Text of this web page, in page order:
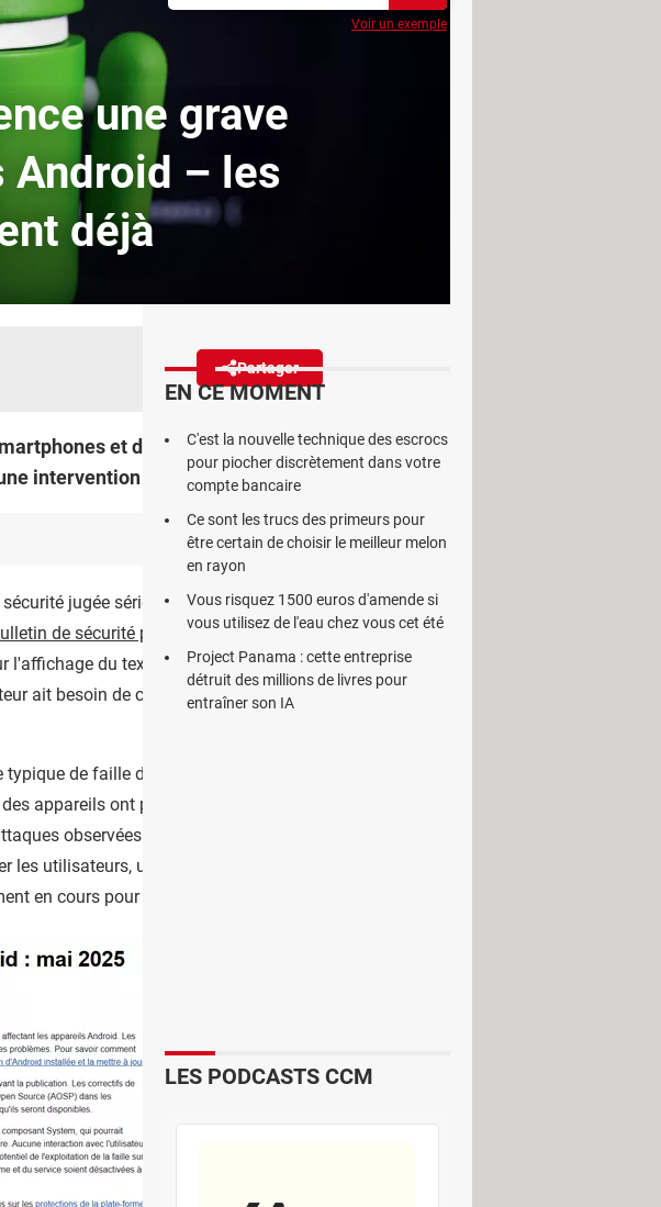
une grave
– les
déjà
Partager
et de tablettes Android. Elle permet à
intervention de l'utilisateur.
jugée sérieuse est activement exploitée par des
de sécurité publié le 5 mai. Cette vulnérabilité,
du texte sur les écrans des appareils Android.
ait besoin de cliquer sur quoi que ce soit. Le pire des
de faille dite zero-day, une vulnérabilité exploitée
appareils ont pu être compromis ces dernières
observées restent ciblées, mais l'absence
utilisateurs, un correctif a été intégré au niveau de
en cours pour les appareils plus anciens.
Voir un exemple
EN CE MOMENT
C'est la nouvelle technique des escrocs
pour piocher discrètement dans votre
compte bancaire
Ce sont les trucs des primeurs pour
être certain de choisir le meilleur melon
en rayon
Vous risquez 1500 euros d'amende si
vous utilisez de l'eau chez vous cet été
Project Panama : cette entreprise
détruit des millions de livres pour
entraîner son IA
LES PODCASTS CCM